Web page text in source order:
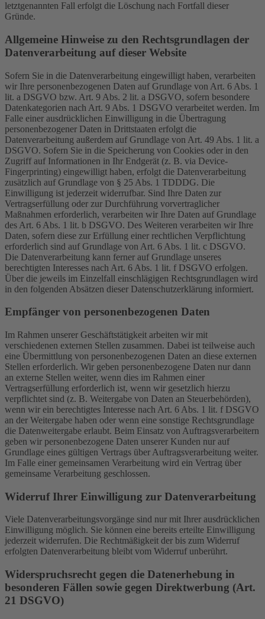
letztgenannten Fall erfolgt die Löschung nach Fortfall dieser
Gründe.
Allgemeine Hinweise zu den Rechtsgrundlagen der
Datenverarbeitung auf dieser Website
Sofern Sie in die Datenverarbeitung eingewilligt haben, verarbeiten
wir Ihre personenbezogenen Daten auf Grundlage von Art. 6 Abs. 1
lit. a DSGVO bzw. Art. 9 Abs. 2 lit. a DSGVO, sofern besondere
Datenkategorien nach Art. 9 Abs. 1 DSGVO verarbeitet werden. Im
Falle einer ausdrücklichen Einwilligung in die Übertragung
personenbezogener Daten in Drittstaaten erfolgt die
Datenverarbeitung außerdem auf Grundlage von Art. 49 Abs. 1 lit. a
DSGVO. Sofern Sie in die Speicherung von Cookies oder in den
Zugriff auf Informationen in Ihr Endgerät (z. B. via Device-
Fingerprinting) eingewilligt haben, erfolgt die Datenverarbeitung
zusätzlich auf Grundlage von § 25 Abs. 1 TDDDG. Die
Einwilligung ist jederzeit widerrufbar. Sind Ihre Daten zur
Vertragserfüllung oder zur Durchführung vorvertraglicher
Maßnahmen erforderlich, verarbeiten wir Ihre Daten auf Grundlage
des Art. 6 Abs. 1 lit. b DSGVO. Des Weiteren verarbeiten wir Ihre
Daten, sofern diese zur Erfüllung einer rechtlichen Verpflichtung
erforderlich sind auf Grundlage von Art. 6 Abs. 1 lit. c DSGVO.
Die Datenverarbeitung kann ferner auf Grundlage unseres
berechtigten Interesses nach Art. 6 Abs. 1 lit. f DSGVO erfolgen.
Über die jeweils im Einzelfall einschlägigen Rechtsgrundlagen wird
in den folgenden Absätzen dieser Datenschutzerklärung informiert.
Empfänger von personenbezogenen Daten
Im Rahmen unserer Geschäftstätigkeit arbeiten wir mit
verschiedenen externen Stellen zusammen. Dabei ist teilweise auch
eine Übermittlung von personenbezogenen Daten an diese externen
Stellen erforderlich. Wir geben personenbezogene Daten nur dann
an externe Stellen weiter, wenn dies im Rahmen einer
Vertragserfüllung erforderlich ist, wenn wir gesetzlich hierzu
verpflichtet sind (z. B. Weitergabe von Daten an Steuerbehörden),
wenn wir ein berechtigtes Interesse nach Art. 6 Abs. 1 lit. f DSGVO
an der Weitergabe haben oder wenn eine sonstige Rechtsgrundlage
die Datenweitergabe erlaubt. Beim Einsatz von Auftragsverarbeitern
geben wir personenbezogene Daten unserer Kunden nur auf
Grundlage eines gültigen Vertrags über Auftragsverarbeitung weiter.
Im Falle einer gemeinsamen Verarbeitung wird ein Vertrag über
gemeinsame Verarbeitung geschlossen.
Widerruf Ihrer Einwilligung zur Datenverarbeitung
Viele Datenverarbeitungsvorgänge sind nur mit Ihrer ausdrücklichen
Einwilligung möglich. Sie können eine bereits erteilte Einwilligung
jederzeit widerrufen. Die Rechtmäßigkeit der bis zum Widerruf
erfolgten Datenverarbeitung bleibt vom Widerruf unberührt.
Widerspruchsrecht gegen die Datenerhebung in
besonderen Fällen sowie gegen Direktwerbung (Art.
21 DSGVO)